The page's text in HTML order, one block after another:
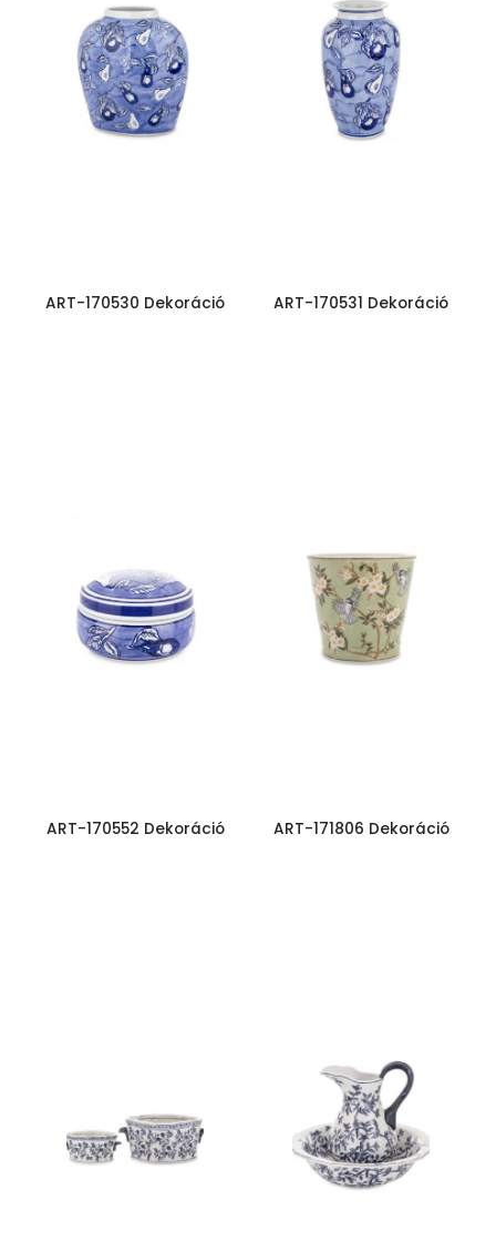
ART-170530 Dekoráció ART-170531 Dekoráció
ART-170552 Dekoráció ART-171806 Dekoráció